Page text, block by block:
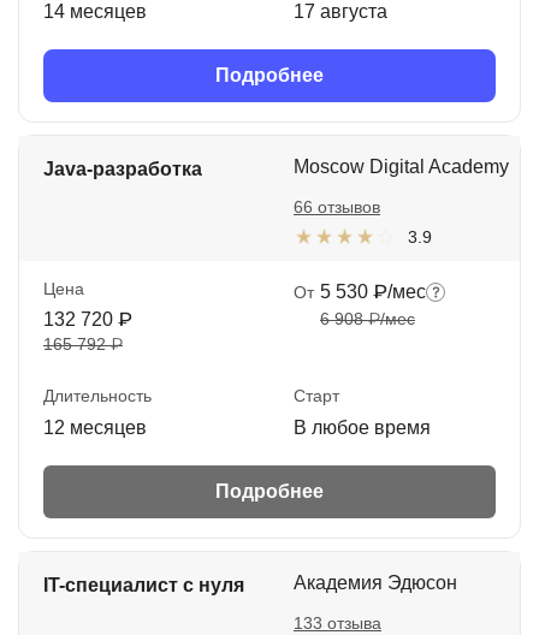
14 месяцев 17 августа
Подробнее
Java-разработка Moscow Digital Academy
3.9
66 отзывов
Цена
132 720 ₽
165 792 ₽
От 5 530 ₽/мес
6 908 ₽/мес
Длительность
12 месяцев
Старт
В любое время
Подробнее
IT-специалист с нуля Академия Эдюсон
133 отзыва